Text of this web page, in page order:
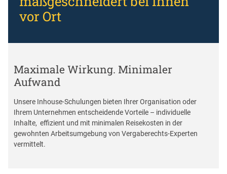
vor Ort
Maximale Wirkung. Minimaler
Aufwand
Unsere Inhouse-Schulungen bieten Ihrer Organisation oder
Ihrem Unternehmen entscheidende Vorteile – individuelle
Inhalte, effizient und mit minimalen Reisekosten in der
gewohnten Arbeitsumgebung von Vergaberechts-Experten
vermittelt.